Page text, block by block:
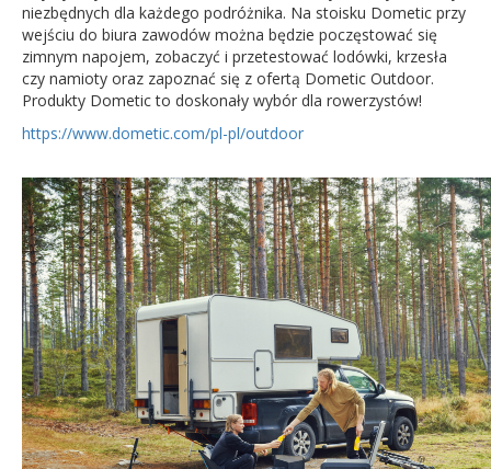
niezbędnych dla każdego podróżnika. Na stoisku Dometic przy
wejściu do biura zawodów można będzie poczęstować się
zimnym napojem, zobaczyć i przetestować lodówki, krzesła
czy namioty oraz zapoznać się z ofertą Dometic Outdoor.
Produkty Dometic to doskonały wybór dla rowerzystów!
https://www.dometic.com/pl-pl/outdoor